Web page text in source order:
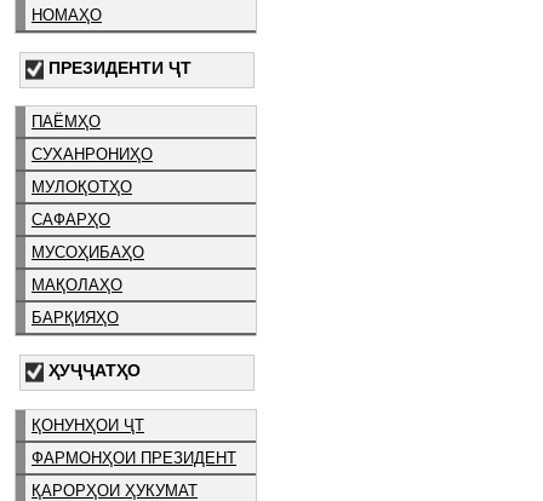
НОМАҲО
ПРЕЗИДЕНТИ ҶТ
ПАЁМҲО
СУХАНРОНИҲО
МУЛОҚОТҲО
САФАРҲО
МУСОҲИБАҲО
МАҚОЛАҲО
БАРҚИЯҲО
ҲУҶҶАТҲО
ҚОНУНҲОИ ҶТ
ФАРМОНҲОИ ПРЕЗИДЕНТ
ҚАРОРҲОИ ҲУКУМАТ